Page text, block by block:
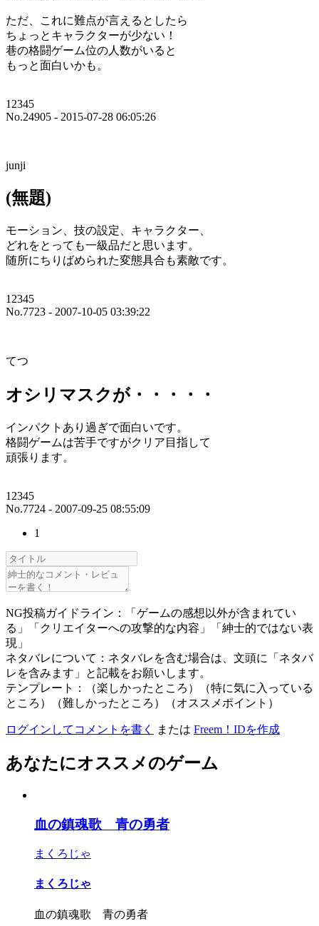
ただ、これに難点が言えるとしたら
ちょっとキャラクターが少ない！
巷の格闘ゲーム位の人数がいると
もっと面白いかも。
12345
No.24905 - 2015-07-28 06:05:26
junji
(無題)
モーション、技の設定、キャラクター、
どれをとっても一級品だと思います。
随所にちりばめられた変態具合も素敵です。
12345
No.7723 - 2007-10-05 03:39:22
てつ
オシリマスクが・・・・・
インパクトあり過ぎで面白いです。
格闘ゲームは苦手ですがクリア目指して
頑張ります。
12345
No.7724 - 2007-09-25 08:55:09
1
NG投稿ガイドライン：「ゲームの感想以外が含まれてい
る」「クリエイターへの攻撃的な内容」「紳士的ではない表
現」
ネタバレについて：ネタバレを含む場合は、文頭に「ネタバ
レを含みます」と記載をお願いします。
テンプレート：（楽しかったところ）（特に気に入っている
ところ）（難しかったところ）（オススメポイント）
ログインしてコメントを書く または Freem！IDを作成
あなたにオススメのゲーム
血の鎮魂歌 青の勇者
まくろじゃ
まくろじゃ
血の鎮魂歌 青の勇者